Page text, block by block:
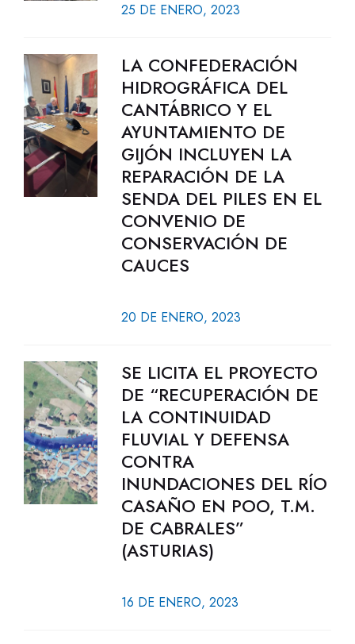
25 DE ENERO, 2023
LA CONFEDERACIÓN
HIDROGRÁFICA DEL
CANTÁBRICO Y EL
AYUNTAMIENTO DE
GIJÓN INCLUYEN LA
REPARACIÓN DE LA
SENDA DEL PILES EN EL
CONVENIO DE
CONSERVACIÓN DE
CAUCES
20 DE ENERO, 2023
SE LICITA EL PROYECTO
DE “RECUPERACIÓN DE
LA CONTINUIDAD
FLUVIAL Y DEFENSA
CONTRA
INUNDACIONES DEL RÍO
CASAÑO EN POO, T.M.
DE CABRALES”
(ASTURIAS)
16 DE ENERO, 2023